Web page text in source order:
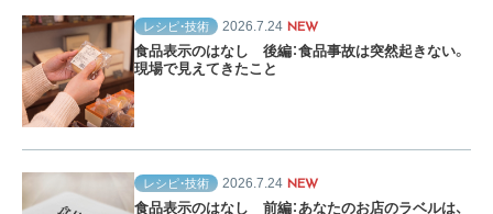
レシピ・技術 2026.7.24 NEW
食品表示のはなし 後編：食品事故は突然起きない。
現場で見えてきたこと
レシピ・技術 2026.7.24 NEW
食品表示のはなし 前編：あなたのお店のラベルは、